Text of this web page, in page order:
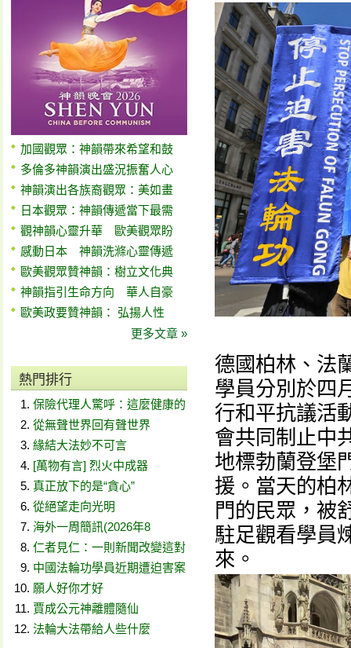
加國觀眾：神韻帶來希望和鼓
多倫多神韻演出盛況振奮人心
神韻演出各族裔觀眾：美如畫
日本觀眾：神韻傳遞當下最需
觀神韻心靈升華 歐美觀眾盼
感動日本 神韻洗滌心靈傳遞
歐美觀眾贊神韻：樹立文化典
神韻指引生命方向 華人自豪
歐美政要贊神韻： 弘揚人性
更多文章 »
熱門排行
保險代理人驚呼：這麼健康的
從無聲世界回有聲世界
緣結大法妙不可言
[萬物有言] 烈火中成器
真正放下的是“貪心”
從絕望走向光明
海外一周簡訊(2026年8
仁者見仁：一則新聞改變這對
中國法輪功學員近期遭迫害案
願人好你才好
賈成公元神離體隨仙
法輪大法帶給人些什麼
德國柏林、法
學員分別於四
行和平抗議活
會共同制止中
地標勃蘭登堡
援。當天的柏
門的民眾，被
駐足觀看學員
來。